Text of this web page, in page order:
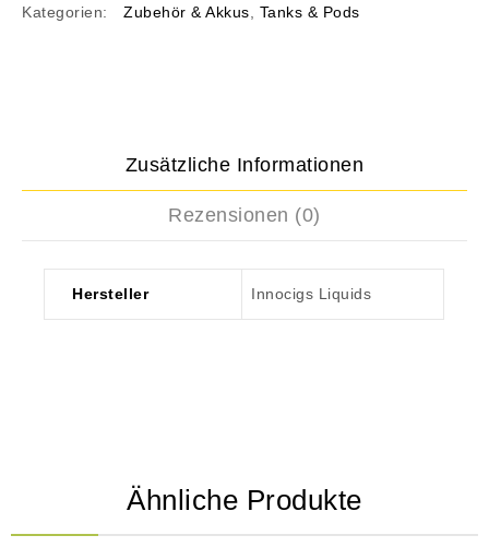
Kategorien:
Zubehör & Akkus, Tanks & Pods
Zusätzliche Informationen
Rezensionen (0)
Hersteller Innocigs Liquids
Ähnliche Produkte